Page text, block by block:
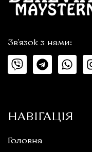
Зв'язок з нами:
НАВІГАЦІЯ
Головна